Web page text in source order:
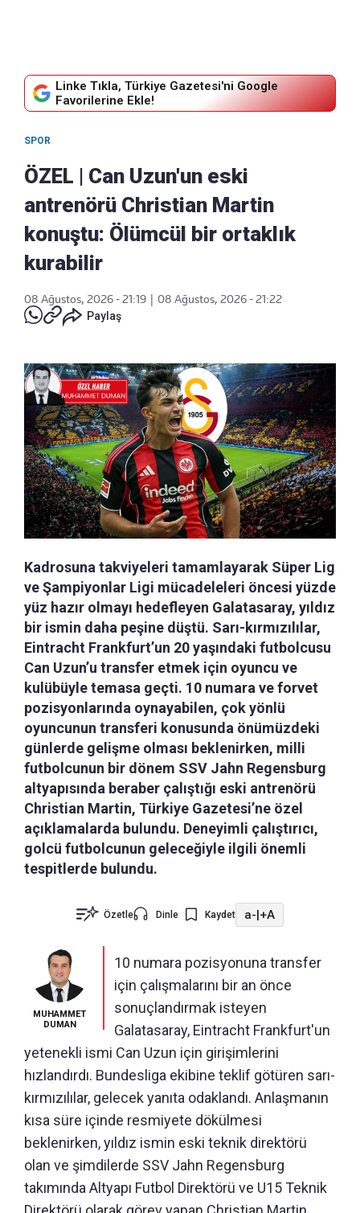
Linke Tıkla, Türkiye Gazetesi'ni Google
Favorilerine Ekle!
SPOR
ÖZEL | Can Uzun'un eski
antrenörü Christian Martin
konuştu: Ölümcül bir ortaklık
kurabilir
08 Ağustos, 2026 - 21:19
08 Ağustos, 2026 - 21:22
Paylaş
Kadrosuna takviyeleri tamamlayarak Süper Lig
ve Şampiyonlar Ligi mücadeleleri öncesi yüzde
yüz hazır olmayı hedefleyen Galatasaray, yıldız
bir ismin daha peşine düştü. Sarı-kırmızılılar,
Eintracht Frankfurt’un 20 yaşındaki futbolcusu
Can Uzun’u transfer etmek için oyuncu ve
kulübüyle temasa geçti. 10 numara ve forvet
pozisyonlarında oynayabilen, çok yönlü
oyuncunun transferi konusunda önümüzdeki
günlerde gelişme olması beklenirken, milli
futbolcunun bir dönem SSV Jahn Regensburg
altyapısında beraber çalıştığı eski antrenörü
Christian Martin, Türkiye Gazetesi’ne özel
açıklamalarda bulundu. Deneyimli çalıştırıcı,
golcü futbolcunun geleceğiyle ilgili önemli
tespitlerde bulundu.
Özetle Dinle Kaydet a-|+A
MUHAMMET
DUMAN
10 numara pozisyonuna transfer
için çalışmalarını bir an önce
sonuçlandırmak isteyen
Galatasaray, Eintracht Frankfurt'un
yetenekli ismi Can Uzun için girişimlerini
hızlandırdı. Bundesliga ekibine teklif götüren sarı-
kırmızılılar, gelecek yanıta odaklandı. Anlaşmanın
kısa süre içinde resmiyete dökülmesi
beklenirken, yıldız ismin eski teknik direktörü
olan ve şimdilerde SSV Jahn Regensburg
takımında Altyapı Futbol Direktörü ve U15 Teknik